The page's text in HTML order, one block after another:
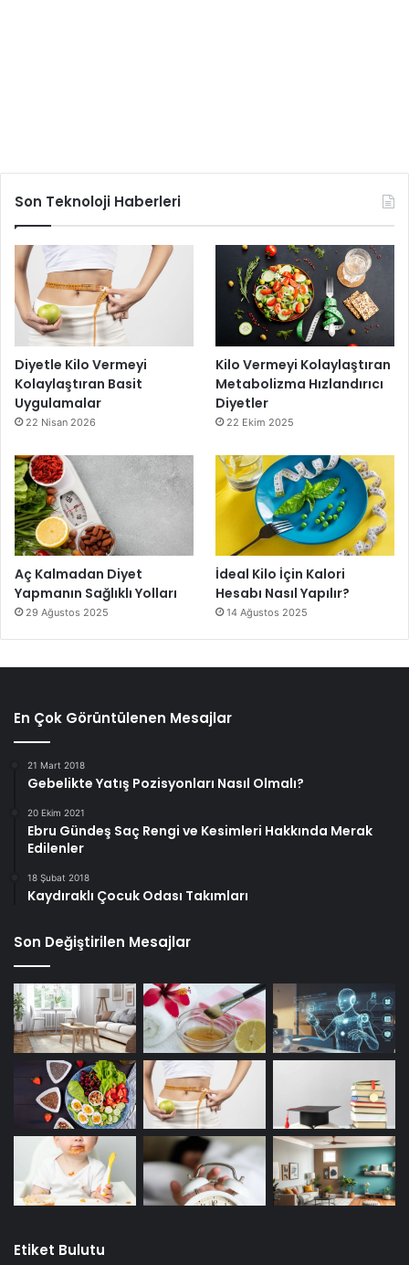
Son Teknoloji Haberleri
Diyetle Kilo Vermeyi
Kolaylaştıran Basit
Uygulamalar
22 Nisan 2026
Kilo Vermeyi Kolaylaştıran
Metabolizma Hızlandırıcı
Diyetler
22 Ekim 2025
Aç Kalmadan Diyet
Yapmanın Sağlıklı Yolları
29 Ağustos 2025
İdeal Kilo İçin Kalori
Hesabı Nasıl Yapılır?
14 Ağustos 2025
En Çok Görüntülenen Mesajlar
21 Mart 2018
Gebelikte Yatış Pozisyonları Nasıl Olmalı?
20 Ekim 2021
Ebru Gündeş Saç Rengi ve Kesimleri Hakkında Merak
Edilenler
18 Şubat 2018
Kaydıraklı Çocuk Odası Takımları
Son Değiştirilen Mesajlar
Etiket Bulutu